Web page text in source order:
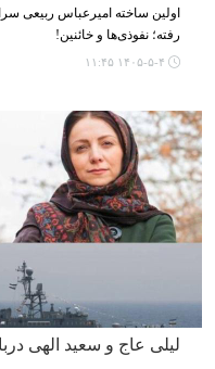
اولین ساخته امیرعباس ربیعی
رفته؛ نفوذی‌ها و خائنین!
لیلی عاج و سعید الهی